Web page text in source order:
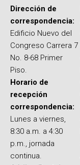
Dirección de
correspondencia:
Edificio Nuevo del
Congreso Carrera 7
No. 8-68 Primer
Piso.
Horario de
recepción
correspondencia:
Lunes a viernes,
8:30 a.m. a 4:30
p.m., jornada
continua.